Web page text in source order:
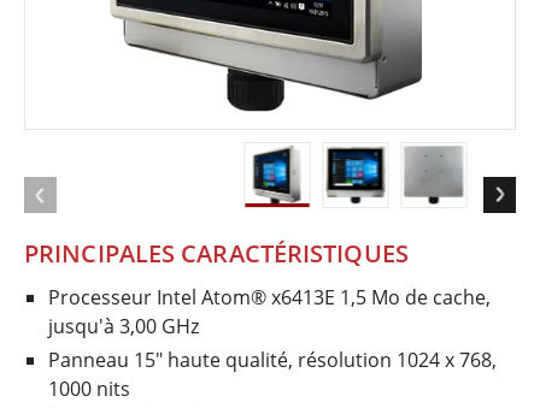
PRINCIPALES CARACTÉRISTIQUES
Processeur Intel Atom® x6413E 1,5 Mo de cache,
jusqu'à 3,00 GHz
Panneau 15″ haute qualité, résolution 1024 x 768,
1000 nits